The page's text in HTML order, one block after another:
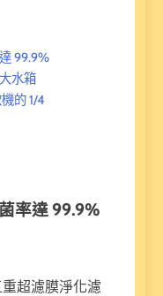
99.9%
水箱
的 1/4
率達 99.9%
超濾膜淨化濾